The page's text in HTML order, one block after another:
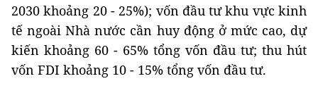
2030 khoảng 20 - 25%); vốn đầu tư khu vực kinh
tế ngoài Nhà nước cần huy động ở mức cao, dự
kiến khoảng 60 - 65% tổng vốn đầu tư; thu hút
vốn FDI khoảng 10 - 15% tổng vốn đầu tư.